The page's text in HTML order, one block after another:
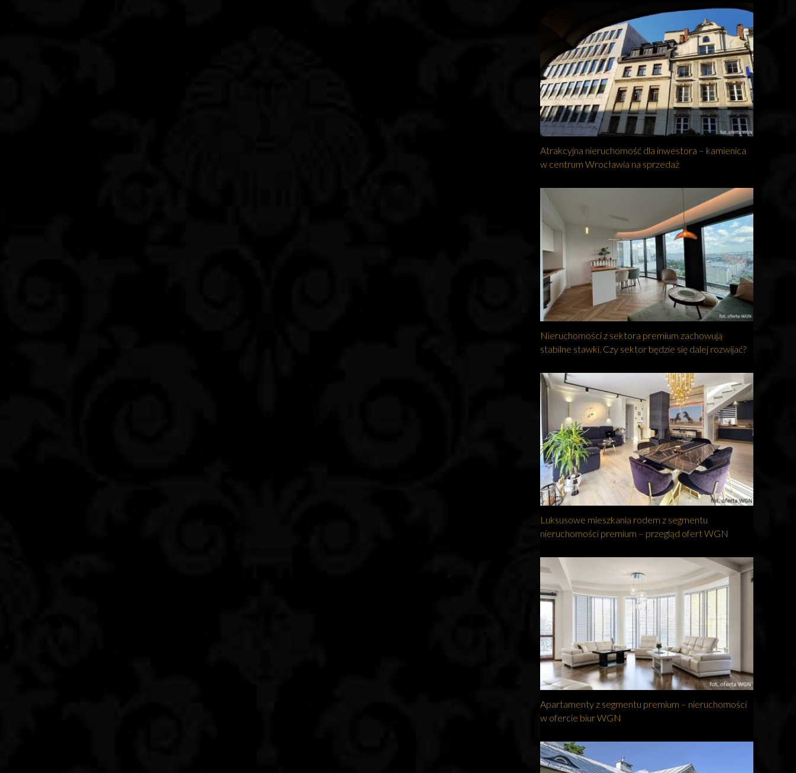
Atrakcyjna nieruchomość dla inwestora – kamienica
w centrum Wrocławia na sprzedaż
Nieruchomości z sektora premium zachowują
stabilne stawki. Czy sektor będzie się dalej rozwijać?
Luksusowe mieszkania rodem z segmentu
nieruchomości premium – przegląd ofert WGN
Apartamenty z segmentu premium – nieruchomości
w ofercie biur WGN